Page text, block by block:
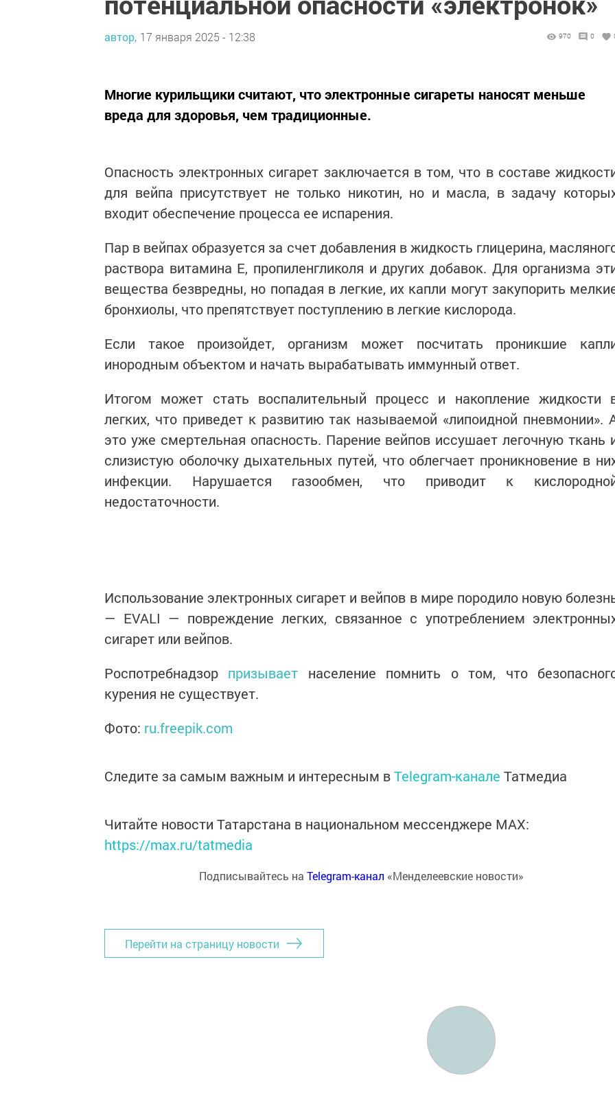
автор, 17 января 2025 - 12:38 970 0
Многие курильщики считают, что электронные сигареты наносят меньше
вреда для здоровья, чем традиционные.
Опасность электронных сигарет заключается в том, что в составе
для вейпа присутствует не только никотин, но и масла, в задачу
входит обеспечение процесса ее испарения.
Пар в вейпах образуется за счет добавления в жидкость глицерина,
раствора витамина Е, пропиленгликоля и других добавок. Для организма
вещества безвредны, но попадая в легкие, их капли могут закупорить
бронхиолы, что препятствует поступлению в легкие кислорода.
Если такое произойдет, организм может посчитать проникшие
инородным объектом и начать вырабатывать иммунный ответ.
Итогом может стать воспалительный процесс и накопление жидкости
легких, что приведет к развитию так называемой «липоидной пневмонии».
это уже смертельная опасность. Парение вейпов иссушает легочную ткань
слизистую оболочку дыхательных путей, что облегчает проникновение в
инфекции. Нарушается газообмен, что приводит к
недостаточности.
Использование электронных сигарет и вейпов в мире породило новую
— EVALI — повреждение легких, связанное с употреблением
сигарет или вейпов.
Роспотребнадзор призывает население помнить о том, что
курения не существует.
Фото: ru.freepik.com
Следите за самым важным и интересным вTelegram-канале Татмедиа
Читайте новости Татарстана в национальном мессенджере MАХ:
https://max.ru/tatmedia
Подписывайтесь на Telegram-канал «Менделеевские новости»
Перейти на страницу новости